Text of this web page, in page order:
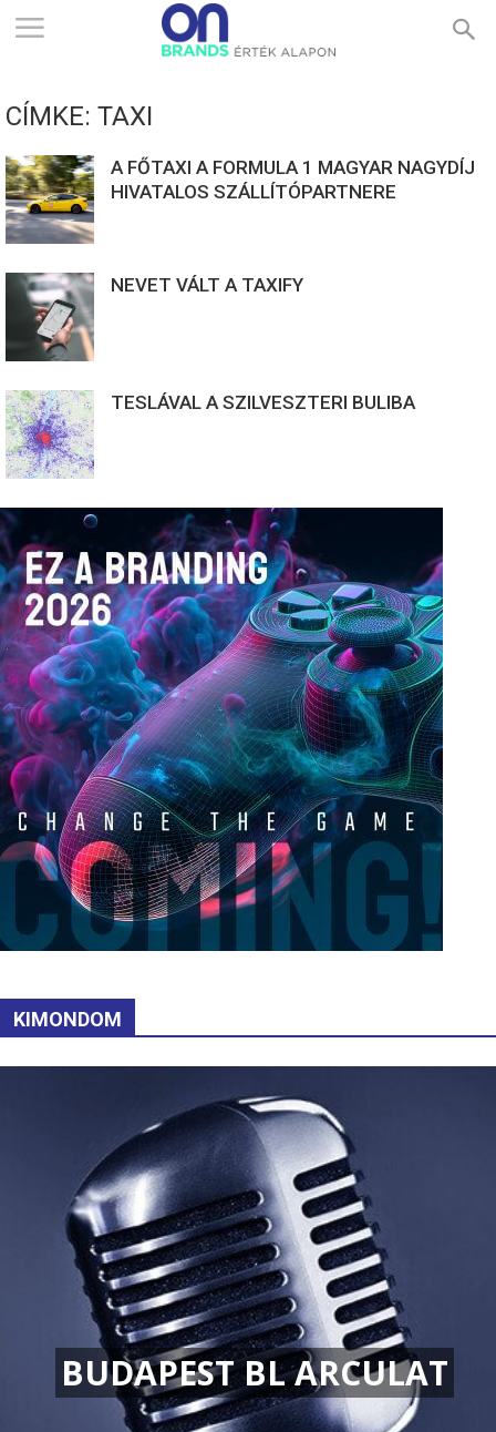
ONBRANDS
ÉRTÉK
ALAPON
CÍMKE: TAXI
A FŐTAXI A FORMULA 1 MAGYAR NAGYDÍJ
HIVATALOS SZÁLLÍTÓPARTNERE
NEVET VÁLT A TAXIFY
TESLÁVAL A SZILVESZTERI BULIBA
KIMONDOM
BUDAPEST BL ARCULAT